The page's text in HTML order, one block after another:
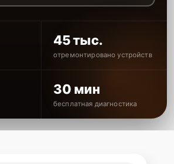
45 тыс.
отремонтировано устройств
30 мин
бесплатная диагностика